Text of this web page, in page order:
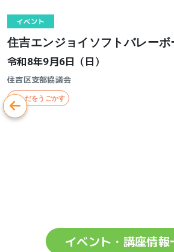
イベント
住吉エンジョイソフトバレー
令和8年9月6日（日）
住吉区支部協議会
からだをうごかす
イベント・講座情報